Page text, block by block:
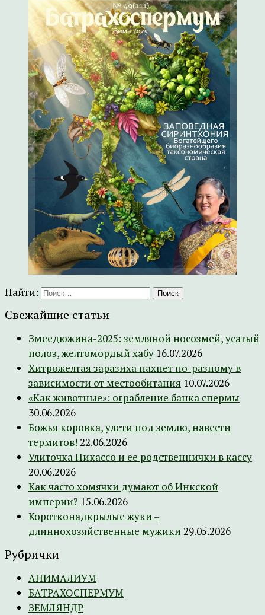
Найти:
Свежайшие статьи
Змеедюжина-2025: земляной носозмей, усатый
полоз, желтомордый хабу 16.07.2026
Хитрожелтая заразиха пахнет по-разному в
зависимости от местообитания 10.07.2026
«Как животные»: ограбление банка спермы
30.06.2026
Божья коровка, улети под землю, навести
термитов! 22.06.2026
Улиточка Пикассо и ее родственнички в кассу
20.06.2026
Как часто хомячки думают об Инкской
империи? 15.06.2026
Коротконадкрылые жуки –
длиннохозяйственные мужики 29.05.2026
Рубрички
АНИМАЛИУМ
БАТРАХОСПЕРМУМ
ЗЕМЛЯНДР